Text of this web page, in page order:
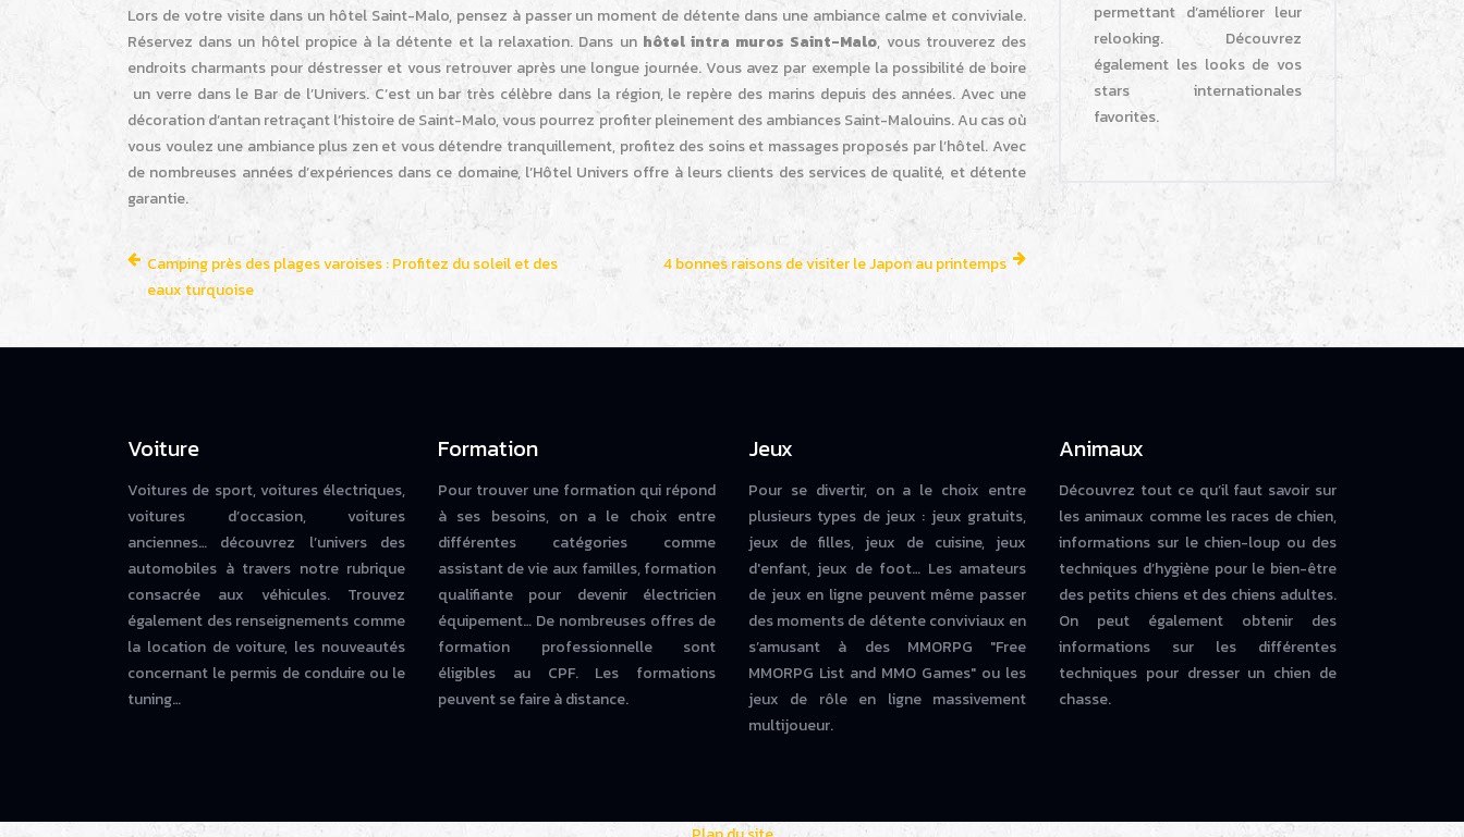
Lors de votre visite dans un hôtel Saint-Malo, pensez à passer un moment de détente dans une ambiance calme et conviviale.
Réservez dans un hôtel propice à la détente et la relaxation. Dans un hôtel intra muros Saint-Malo, vous trouverez des
endroits charmants pour déstresser et vous retrouver après une longue journée. Vous avez par exemple la possibilité de boire
un verre dans le Bar de l’Univers. C’est un bar très célèbre dans la région, le repère des marins depuis des années. Avec une
décoration d’antan retraçant l’histoire de Saint-Malo, vous pourrez profiter pleinement des ambiances Saint-Malouins. Au cas où
vous voulez une ambiance plus zen et vous détendre tranquillement, profitez des soins et massages proposés par l’hôtel. Avec
de nombreuses années d’expériences dans ce domaine, l’Hôtel Univers offre à leurs clients des services de qualité, et détente
garantie.
Camping près des plages varoises : Profitez du soleil et des
eaux turquoise
4 bonnes raisons de visiter le Japon au printemps
permettant d’améliorer leur
relooking. Découvrez
également les looks de vos
stars internationales
favorites.
Voiture
Voitures de sport, voitures électriques,
voitures d’occasion, voitures
anciennes… découvrez l’univers des
automobiles à travers notre rubrique
consacrée aux véhicules. Trouvez
également des renseignements comme
la location de voiture, les nouveautés
concernant le permis de conduire ou le
tuning…
Formation
Pour trouver une formation qui répond
à ses besoins, on a le choix entre
différentes catégories comme
assistant de vie aux familles, formation
qualifiante pour devenir électricien
équipement… De nombreuses offres de
formation professionnelle sont
éligibles au CPF. Les formations
peuvent se faire à distance.
Jeux
Pour se divertir, on a le choix entre
plusieurs types de jeux : jeux gratuits,
jeux de filles, jeux de cuisine, jeux
d'enfant, jeux de foot… Les amateurs
de jeux en ligne peuvent même passer
des moments de détente conviviaux en
s’amusant à des MMORPG "Free
MMORPG List and MMO Games" ou les
jeux de rôle en ligne massivement
multijoueur.
Animaux
Découvrez tout ce qu’il faut savoir sur
les animaux comme les races de chien,
informations sur le chien-loup ou des
techniques d’hygiène pour le bien-être
des petits chiens et des chiens adultes.
On peut également obtenir des
informations sur les différentes
techniques pour dresser un chien de
chasse.